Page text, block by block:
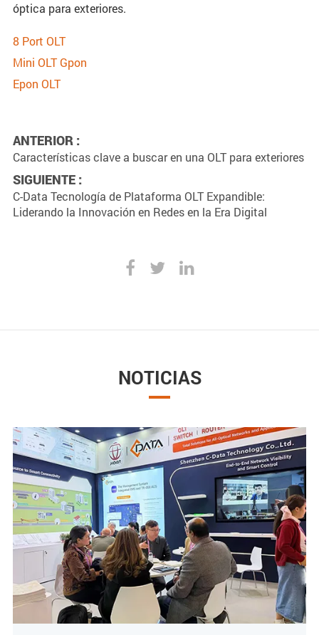
óptica para exteriores.
8 Port OLT
Mini OLT Gpon
Epon OLT
ANTERIOR :
Características clave a buscar en una OLT para exteriores
SIGUIENTE :
C-Data Tecnología de Plataforma OLT Expandible:
Liderando la Innovación en Redes en la Era Digital
NOTICIAS